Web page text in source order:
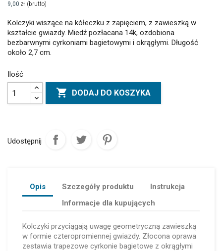
9,00 zł (brutto)
Kolczyki wiszące na kółeczku z zapięciem, z zawieszką w
kształcie gwiazdy. Miedź pozłacana 14k, ozdobiona
bezbarwnymi cyrkoniami bagietowymi i okrągłymi. Długość
około 2,7 cm.
Ilość
 DODAJ DO KOSZYKA
Udostępnij
Opis Szczegóły produktu
Instrukcja
Informacje dla kupujących
Kolczyki przyciągają uwagę geometryczną zawieszką
w formie czteropromiennej gwiazdy. Złocona oprawa
zestawia trapezowe cyrkonie bagietowe z okrągłymi